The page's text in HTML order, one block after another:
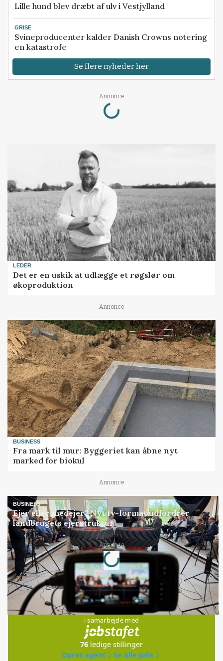
Lille hund blev dræbt af ulv i Vestjylland
GRISE
Svineproducenter kalder Danish Crowns notering
en katastrofe
Se flere nyheder her
Annonce
Loading...
LEDER
Det er en uskik at udlægge et røgslør om
økoproduktion
Annonce
BUSINESS
Fra mark til mur: Byggeriet kan åbne nyt
marked for biokul
Annonce
BUSINESS
Ejer eller medejer? Nyt tv-format udfordrer
landbrugets ejerstruktur
Annonce
Loading...
Jobs
i samarbejde med
76 ledige stillinger
Opret agent
Se alle jobs